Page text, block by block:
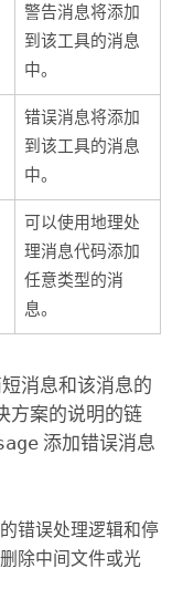
警告消息将添加
到该工具的消息
中。
错误消息将添加
到该工具的消息
中。
可以使用地理处
理消息代码添加
任意类型的消
息。
消息和该消息的
方案的说明的链
添加错误消息
错误处理逻辑和停
除中间文件或光